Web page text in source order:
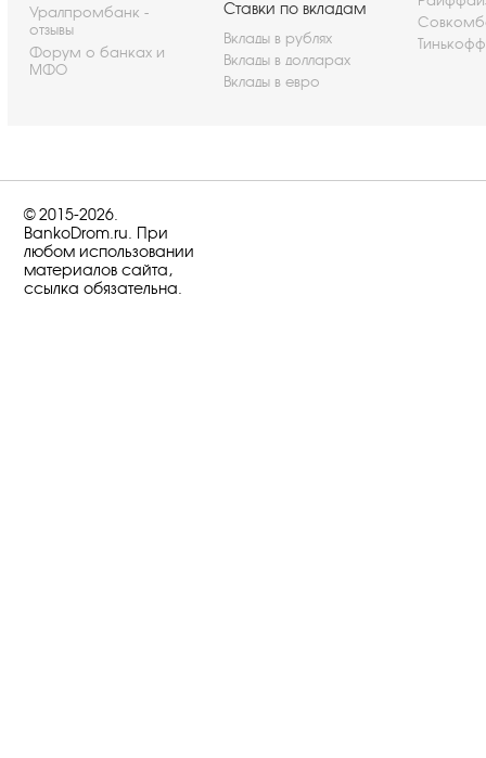
Уралпромбанк -
отзывы
Форум о банках и
МФО
Ставки по вкладам
Вклады в рублях
Вклады в долларах
Вклады в евро
© 2015-2026.
BankoDrom.ru. При
любом использовании
материалов сайта,
ссылка обязательна.